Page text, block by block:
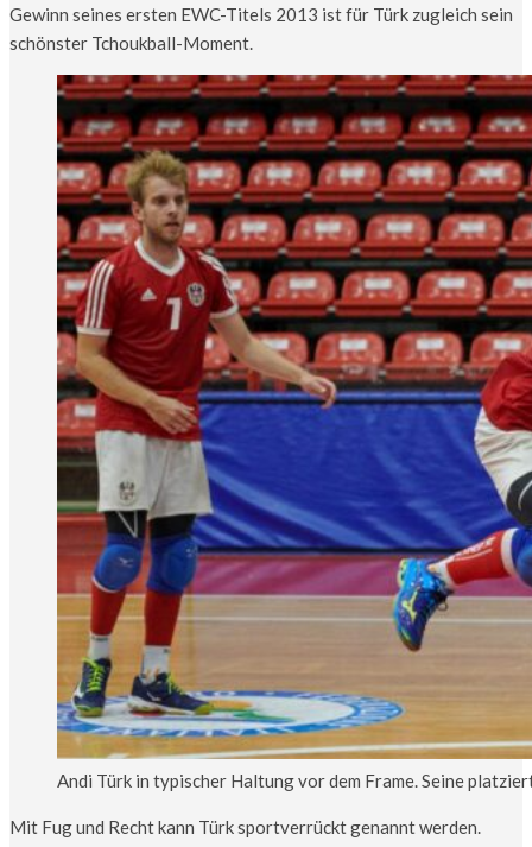
Gewinn seines ersten EWC-Titels 2013 ist für Türk zugleich sein
schönster Tchoukball-Moment.
Andi Türk in typischer Haltung vor dem Frame. Seine
Mit Fug und Recht kann Türk sportverrückt genannt werden.